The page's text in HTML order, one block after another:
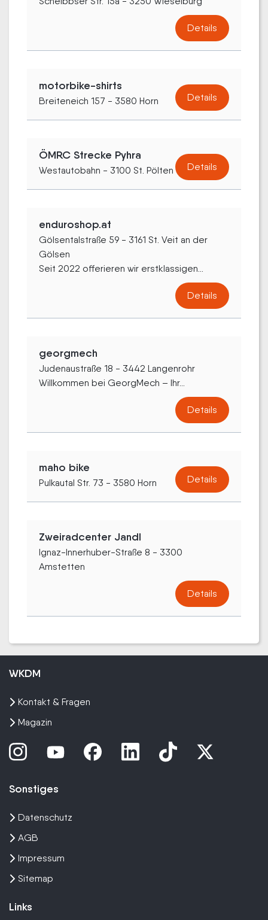
Details
motorbike-shirts
Breiteneich 157 - 3580 Horn Details
ÖMRC Strecke Pyhra
Westautobahn - 3100 St. Pölten Details
enduroshop.at
Gölsentalstraße 59 - 3161 St. Veit an der
Gölsen
Seit 2022 offerieren wir erstklassigen...
Details
georgmech
Judenaustraße 18 - 3442 Langenrohr
Willkommen bei GeorgMech – Ihr...
Details
maho bike
Pulkautal Str. 73 - 3580 Horn Details
Zweiradcenter Jandl
Ignaz-Innerhuber-Straße 8 - 3300
Amstetten
Details
WKDM
Kontakt & Fragen
Magazin
Sonstiges
Datenschutz
AGB
Impressum
Sitemap
Links